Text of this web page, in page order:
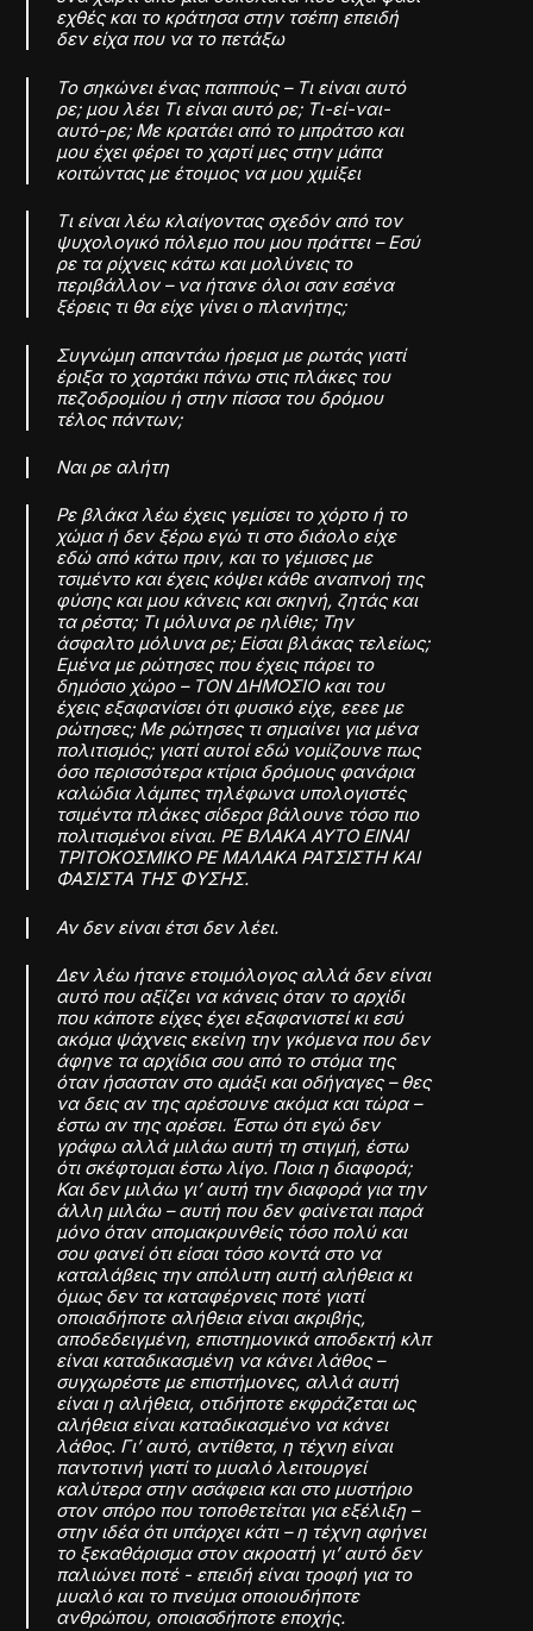
εχθές και το κράτησα στην τσέπη επειδή
δεν είχα που να το πετάξω
Το σηκώνει ένας παππούς – Τι είναι αυτό
ρε; μου λέει Τι είναι αυτό ρε; Τι-εί-ναι-
αυτό-ρε; Με κρατάει από το μπράτσο και
μου έχει φέρει το χαρτί μες στην μάπα
κοιτώντας με έτοιμος να μου χιμίξει
Τι είναι λέω κλαίγοντας σχεδόν από τον
ψυχολογικό πόλεμο που μου πράττει – Εσύ
ρε τα ρίχνεις κάτω και μολύνεις το
περιβάλλον – να ήτανε όλοι σαν εσένα
ξέρεις τι θα είχε γίνει ο πλανήτης;
Συγνώμη απαντάω ήρεμα με ρωτάς γιατί
έριξα το χαρτάκι πάνω στις πλάκες του
πεζοδρομίου ή στην πίσσα του δρόμου
τέλος πάντων;
Ναι ρε αλήτη
Ρε βλάκα λέω έχεις γεμίσει το χόρτο ή το
χώμα ή δεν ξέρω εγώ τι στο διάολο είχε
εδώ από κάτω πριν, και το γέμισες με
τσιμέντο και έχεις κόψει κάθε αναπνοή της
φύσης και μου κάνεις και σκηνή, ζητάς και
τα ρέστα; Τι μόλυνα ρε ηλίθιε; Την
άσφαλτο μόλυνα ρε; Είσαι βλάκας τελείως;
Εμένα με ρώτησες που έχεις πάρει το
δημόσιο χώρο – ΤΟΝ ΔΗΜΟΣΙΟ και του
έχεις εξαφανίσει ότι φυσικό είχε, εεεε με
ρώτησες; Με ρώτησες τι σημαίνει για μένα
πολιτισμός; γιατί αυτοί εδώ νομίζουνε πως
όσο περισσότερα κτίρια δρόμους φανάρια
καλώδια λάμπες τηλέφωνα υπολογιστές
τσιμέντα πλάκες σίδερα βάλουνε τόσο πιο
πολιτισμένοι είναι. ΡΕ ΒΛΑΚΑ ΑΥΤΟ ΕΙΝΑΙ
ΤΡΙΤΟΚΟΣΜΙΚΟ ΡΕ ΜΑΛΑΚΑ ΡΑΤΣΙΣΤΗ ΚΑΙ
ΦΑΣΙΣΤΑ ΤΗΣ ΦΥΣΗΣ.
Αν δεν είναι έτσι δεν λέει.
Δεν λέω ήτανε ετοιμόλογος αλλά δεν είναι
αυτό που αξίζει να κάνεις όταν το αρχίδι
που κάποτε είχες έχει εξαφανιστεί κι εσύ
ακόμα ψάχνεις εκείνη την γκόμενα που δεν
άφηνε τα αρχίδια σου από το στόμα της
όταν ήσασταν στο αμάξι και οδήγαγες – θες
να δεις αν της αρέσουνε ακόμα και τώρα –
έστω αν της αρέσει. Έστω ότι εγώ δεν
γράφω αλλά μιλάω αυτή τη στιγμή, έστω
ότι σκέφτομαι έστω λίγο. Ποια η διαφορά;
Και δεν μιλάω γι’ αυτή την διαφορά για την
άλλη μιλάω – αυτή που δεν φαίνεται παρά
μόνο όταν απομακρυνθείς τόσο πολύ και
σου φανεί ότι είσαι τόσο κοντά στο να
καταλάβεις την απόλυτη αυτή αλήθεια κι
όμως δεν τα καταφέρνεις ποτέ γιατί
οποιαδήποτε αλήθεια είναι ακριβής,
αποδεδειγμένη, επιστημονικά αποδεκτή κλπ
είναι καταδικασμένη να κάνει λάθος –
συγχωρέστε με επιστήμονες, αλλά αυτή
είναι η αλήθεια, οτιδήποτε εκφράζεται ως
αλήθεια είναι καταδικασμένο να κάνει
λάθος. Γι’ αυτό, αντίθετα, η τέχνη είναι
παντοτινή γιατί το μυαλό λειτουργεί
καλύτερα στην ασάφεια και στο μυστήριο
στον σπόρο που τοποθετείται για εξέλιξη –
στην ιδέα ότι υπάρχει κάτι – η τέχνη αφήνει
το ξεκαθάρισμα στον ακροατή γι’ αυτό δεν
παλιώνει ποτέ - επειδή είναι τροφή για το
μυαλό και το πνεύμα οποιουδήποτε
ανθρώπου, οποιασδήποτε εποχής.